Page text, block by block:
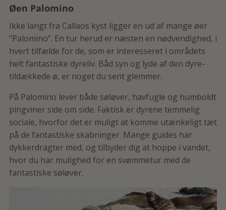
Øen Palomino
Ikke langt fra Callaos kyst ligger en ud af mange øer
“Palomino”. En tur herud er næsten en nødvendighed, i
hvert tilfælde for de, som er interesseret i områdets
helt fantastiske dyreliv. Båd syn og lyde af den dyre-
tildækkede ø, er noget du sent glemmer.
På Palomino lever både søløver, havfugle og humboldt
pingviner side om side. Faktisk er dyrene temmelig
sociale, hvorfor det er muligt at komme utænkeligt tæt
på de fantastiske skabninger. Mange guides har
dykkerdragter med, og tilbyder dig at hoppe i vandet,
hvor du har mulighed for en svømmetur med de
fantastiske søløver.